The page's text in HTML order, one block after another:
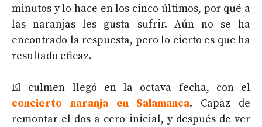
minutos y lo hace en los cinco últimos, por qué a
las naranjas les gusta sufrir. Aún no se ha
encontrado la respuesta, pero lo cierto es que ha
resultado eficaz.
El culmen llegó en la octava fecha, con el
concierto naranja en Salamanca. Capaz de
remontar el dos a cero inicial, y después de ver